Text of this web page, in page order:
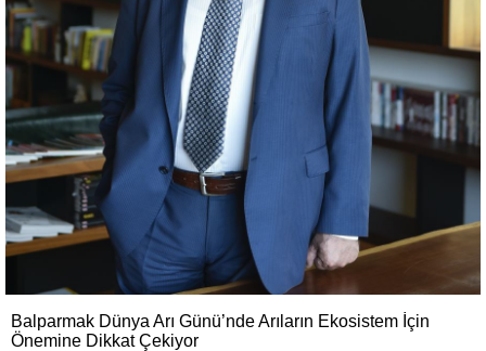
Balparmak Dünya Arı Günü’nde Arıların Ekosistem İçin
Önemine Dikkat Çekiyor